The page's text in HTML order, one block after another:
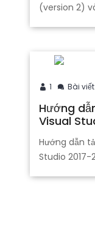
(version 2)
1 Bài viết
Hướng
Visual
Hướng dẫn
Studio 2017-